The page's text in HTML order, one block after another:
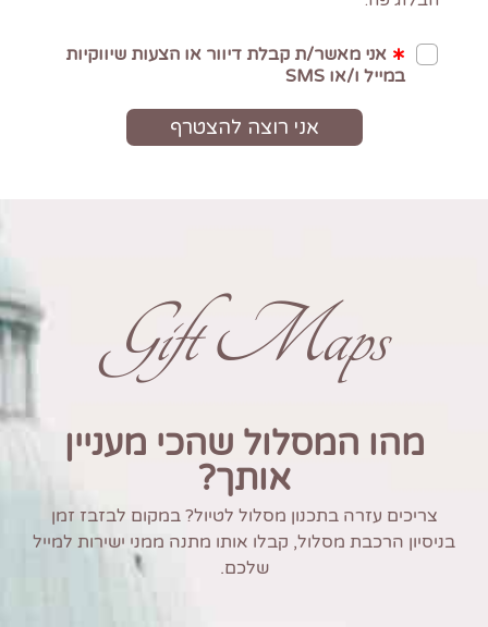
Gift Maps
מהו המסלול שהכי מעניין
אותך?
צריכים עזרה בתכנון מסלול לטיול? במקום לבזבז זמן
בניסיון הרכבת מסלול, קבלו אותו מתנה ממני ישירות למייל
שלכם.